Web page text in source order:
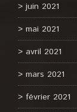
juin 2021
mai 2021
avril 2021
mars 2021
février 2021